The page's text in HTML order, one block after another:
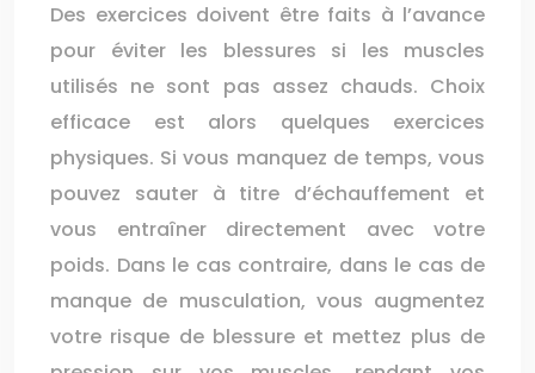
Des exercices doivent être faits à l’avance
pour éviter les blessures si les muscles
utilisés ne sont pas assez chauds. Choix
efficace est alors quelques exercices
physiques. Si vous manquez de temps, vous
pouvez sauter à titre d’échauffement et
vous entraîner directement avec votre
poids. Dans le cas contraire, dans le cas de
manque de musculation, vous augmentez
votre risque de blessure et mettez plus de